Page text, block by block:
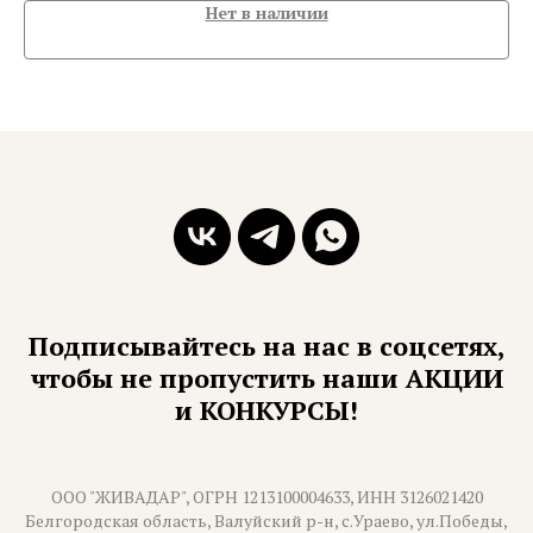
Нет в наличии
Подписывайтесь на нас в соцсетях,
чтобы не пропустить наши АКЦИИ
и КОНКУРСЫ!
ООО "ЖИВАДАР", ОГРН 1213100004633, ИНН 3126021420
Белгородская область, Валуйский р-н, с.Ураево, ул.Победы,